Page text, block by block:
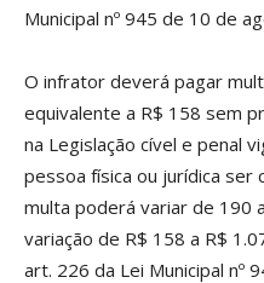
Municipal nº 945 de 10 de
O infrator deverá pagar
equivalente a R$ 158 sem
na Legislação cível e penal
pessoa física ou jurídica ser
multa poderá variar de 190
variação de R$ 158 a R$
art. 226 da Lei Municipal nº